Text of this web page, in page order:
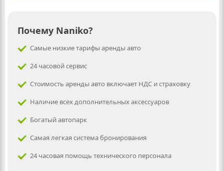
Почему Naniko?
Самые низкие тарифы аренды авто
24 часовой сервис
Стоимость аренды авто включает НДС и страховку
Наличие всех дополнительных аксессуаров
Богатый автопарк
Самая легкая система бронирования
24 часовая помощь технического персонала